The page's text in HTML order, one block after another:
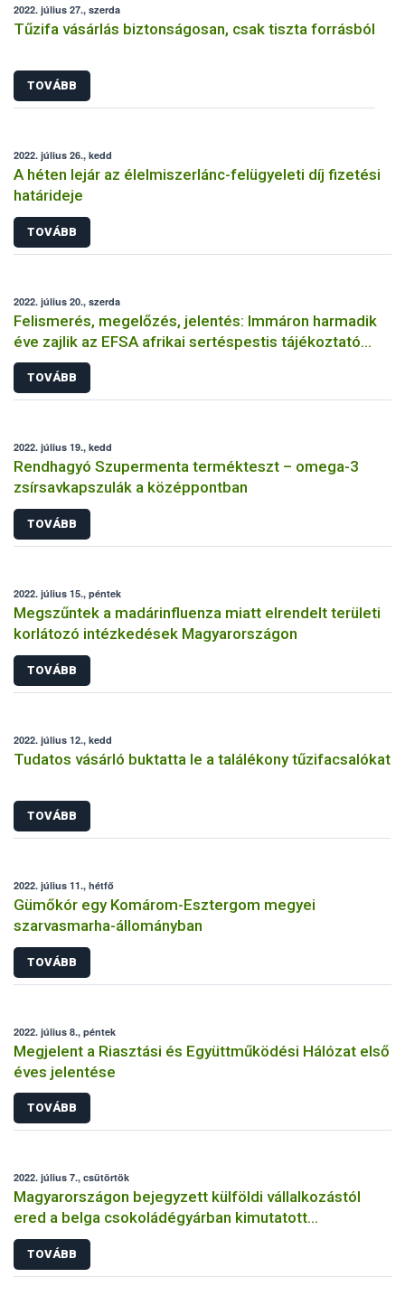
2022. július 27., szerda
Tűzifa vásárlás biztonságosan, csak tiszta forrásból
TOVÁBB
2022. július 26., kedd
A héten lejár az élelmiszerlánc-felügyeleti díj fizetési
határideje
TOVÁBB
2022. július 20., szerda
Felismerés, megelőzés, jelentés: Immáron harmadik
éve zajlik az EFSA afrikai sertéspestis tájékoztató
kampánya
TOVÁBB
2022. július 19., kedd
Rendhagyó Szupermenta termékteszt – omega-3
zsírsavkapszulák a középpontban
TOVÁBB
2022. július 15., péntek
Megszűntek a madárinfluenza miatt elrendelt területi
korlátozó intézkedések Magyarországon
TOVÁBB
2022. július 12., kedd
Tudatos vásárló buktatta le a találékony tűzifacsalókat
TOVÁBB
2022. július 11., hétfő
Gümőkór egy Komárom-Esztergom megyei
szarvasmarha-állományban
TOVÁBB
2022. július 8., péntek
Megjelent a Riasztási és Együttműködési Hálózat első
éves jelentése
TOVÁBB
2022. július 7., csütörtök
Magyarországon bejegyzett külföldi vállalkozástól
ered a belga csokoládégyárban kimutatott
szalmonella-fertőzés
TOVÁBB